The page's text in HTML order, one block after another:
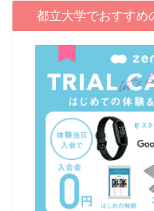
都立大学でおすすめ